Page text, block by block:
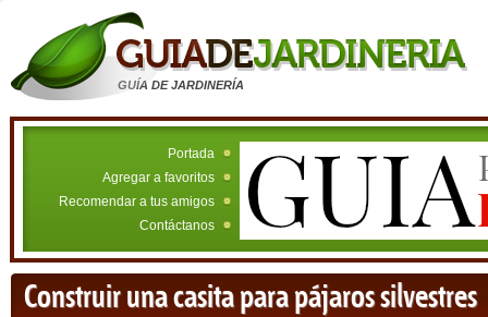
GUÍA DE JARDINERÍA
Portada
Agregar a favoritos
Recomendar a tus amigos
Contáctanos
Construir una casita para pájaros silvestres